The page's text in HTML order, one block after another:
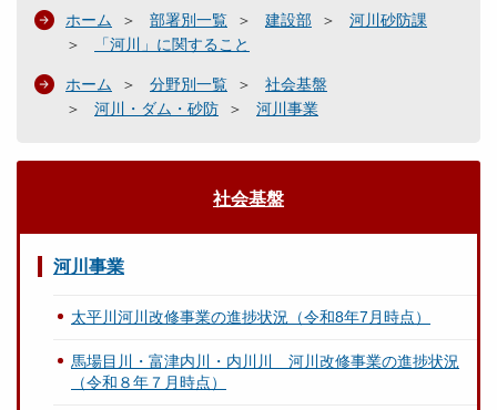
ホーム 部署別一覧 建設部
河川砂防課
「河川」に関すること
ホーム 分野別一覧
社会基盤
河川・ダム・砂防
河川事業
社会基盤
河川事業
太平川河川改修事業の進捗状況（令和8年7月時点）
馬場目川・富津内川・内川川 河川改修事業の進捗状況
（令和８年７月時点）